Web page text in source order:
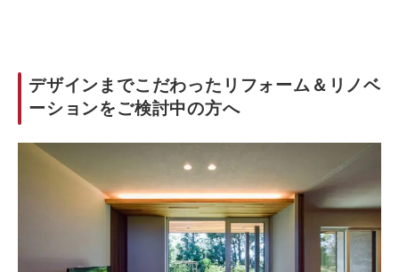
デザインまでこだわったリフォーム＆リノベ
ーションをご検討中の方へ